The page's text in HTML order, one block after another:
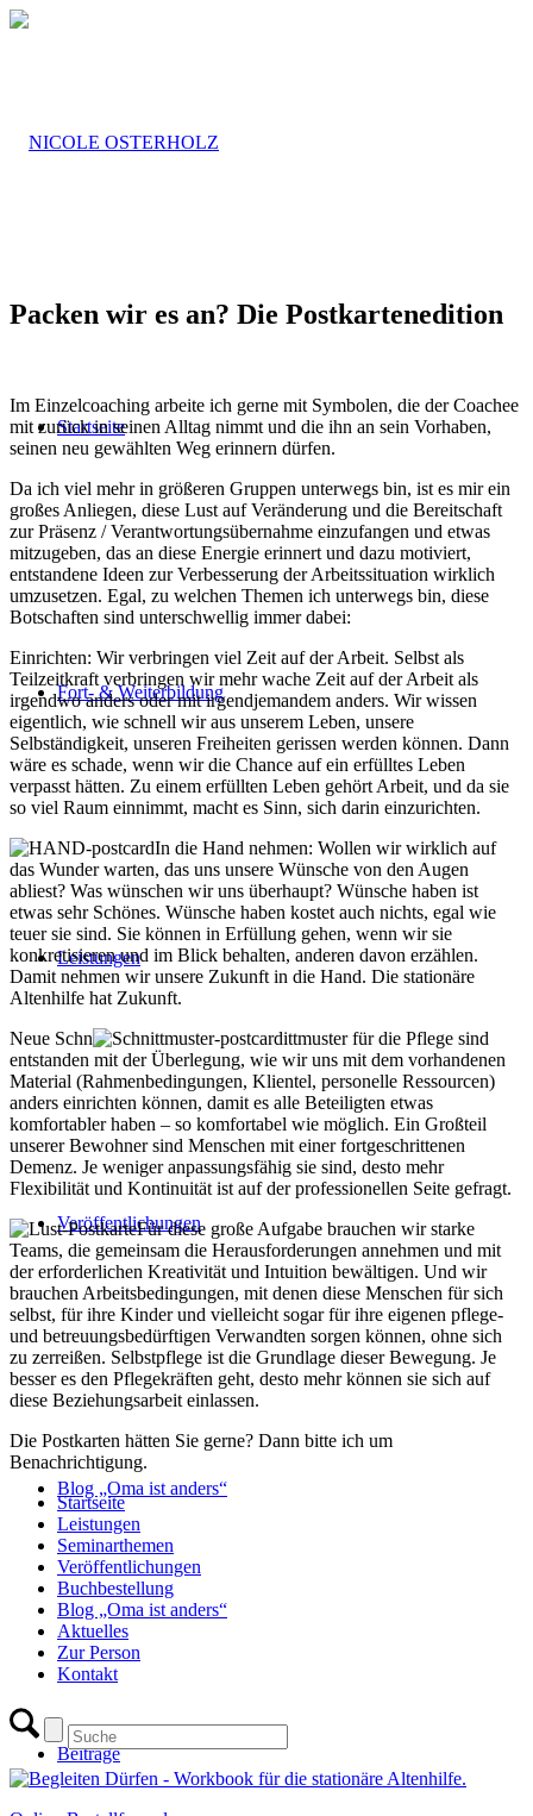
Startseite
Fort- & Weiterbildung
Leistungen
Veröffentlichungen
Blog „Oma ist anders“
Beiträge
Packen wir es an? Die Postkartenedition
Im Einzelcoaching arbeite ich gerne mit Symbolen, die der Coachee
mit zurück in seinen Alltag nimmt und die ihn an sein Vorhaben,
seinen neu gewählten Weg erinnern dürfen.
Da ich viel mehr in größeren Gruppen unterwegs bin, ist es mir ein
großes Anliegen, diese Lust auf Veränderung und die Bereitschaft
zur Präsenz / Verantwortungsübernahme einzufangen und etwas
mitzugeben, das an diese Energie erinnert und dazu motiviert,
entstandene Ideen zur Verbesserung der Arbeitssituation wirklich
umzusetzen. Egal, zu welchen Themen ich unterwegs bin, diese
Botschaften sind unterschwellig immer dabei:
Einrichten: Wir verbringen viel Zeit auf der Arbeit. Selbst als
Teilzeitkraft verbringen wir mehr wache Zeit auf der Arbeit als
irgendwo anders oder mit irgendjemandem anders. Wir wissen
eigentlich, wie schnell wir aus unserem Leben, unsere
Selbständigkeit, unseren Freiheiten gerissen werden können. Dann
wäre es schade, wenn wir die Chance auf ein erfülltes Leben
verpasst hätten. Zu einem erfüllten Leben gehört Arbeit, und da sie
so viel Raum einnimmt, macht es Sinn, sich darin einzurichten.
In die Hand nehmen: Wollen wir wirklich auf
das Wunder warten, das uns unsere Wünsche von den Augen
abliest? Was wünschen wir uns überhaupt? Wünsche haben ist
etwas sehr Schönes. Wünsche haben kostet auch nichts, egal wie
teuer sie sind. Sie können in Erfüllung gehen, wenn wir sie
konkretisieren und im Blick behalten, anderen davon erzählen.
Damit nehmen wir unsere Zukunft in die Hand. Die stationäre
Altenhilfe hat Zukunft.
Neue Schn
ittmuster für die Pflege sind
entstanden mit der Überlegung, wie wir uns mit dem vorhandenen
Material (Rahmenbedingungen, Klientel, personelle Ressourcen)
anders einrichten können, damit es alle Beteiligten etwas
komfortabler haben – so komfortabel wie möglich. Ein Großteil
unserer Bewohner sind Menschen mit einer fortgeschrittenen
Demenz. Je weniger anpassungsfähig sie sind, desto mehr
Flexibilität und Kontinuität ist auf der professionellen Seite gefragt.
Für diese große Aufgabe brauchen wir starke
Teams, die gemeinsam die Herausforderungen annehmen und mit
der erforderlichen Kreativität und Intuition bewältigen. Und wir
brauchen Arbeitsbedingungen, mit denen diese Menschen für sich
selbst, für ihre Kinder und vielleicht sogar für ihre eigenen pflege-
und betreuungsbedürftigen Verwandten sorgen können, ohne sich
zu zerreißen. Selbstpflege ist die Grundlage dieser Bewegung. Je
besser es den Pflegekräften geht, desto mehr können sie sich auf
diese Beziehungsarbeit einlassen.
Die Postkarten hätten Sie gerne? Dann bitte ich um
Benachrichtigung.
Startseite
Leistungen
Seminarthemen
Veröffentlichungen
Buchbestellung
Blog „Oma ist anders“
Aktuelles
Zur Person
Kontakt